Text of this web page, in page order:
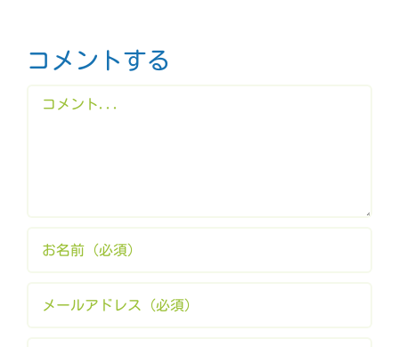
コメントする
Comment